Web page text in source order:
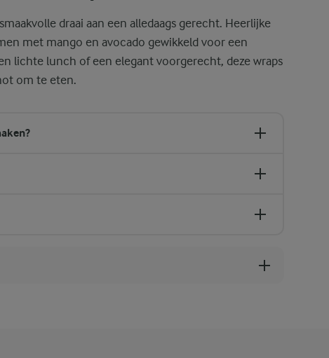
draai aan een alledaags gerecht. Heerlijke
met mango en avocado gewikkeld voor een
lichte lunch of een elegant voorgerecht, deze wraps
om te eten.